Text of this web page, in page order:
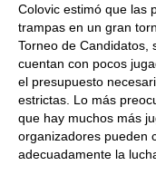
Colovic estimó que las
trampas en un gran
Torneo de Candidatos,
cuentan con pocos
el presupuesto
estrictas. Lo más
que hay muchos más
organizadores pueden
adecuadamente la